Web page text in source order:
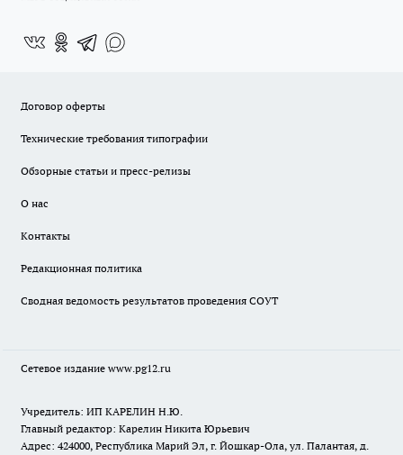
Договор оферты
Технические требования типографии
Обзорные статьи и пресс-релизы
О нас
Контакты
Редакционная политика
Сводная ведомость результатов проведения СОУТ
Сетевое издание www.pg12.ru
Учредитель: ИП КАРЕЛИН Н.Ю.
Главный редактор: Карелин Никита Юрьевич
Адрес: 424000, Республика Марий Эл, г. Йошкар-Ола, ул. Палантая, д.